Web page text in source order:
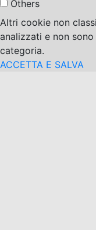
Others
Altri cookie non
analizzati e non
categoria.
ACCETTA E SALVA